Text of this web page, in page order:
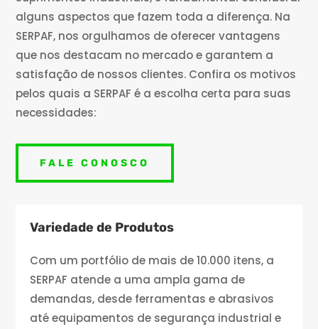
alguns aspectos que fazem toda a diferença. Na
SERPAF, nos orgulhamos de oferecer vantagens
que nos destacam no mercado e garantem a
satisfação de nossos clientes. Confira os motivos
pelos quais a SERPAF é a escolha certa para suas
necessidades:
FALE CONOSCO
Variedade de Produtos
Com um portfólio de mais de 10.000 itens, a
SERPAF atende a uma ampla gama de
demandas, desde ferramentas e abrasivos
até equipamentos de segurança industrial e